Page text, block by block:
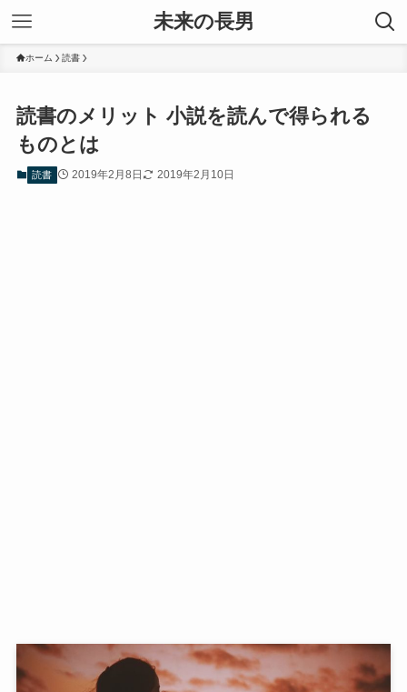
未来の長男
ホーム 読書
読書のメリット 小説を読んで得られる
ものとは
読書 2019年2月8日 2019年2月10日